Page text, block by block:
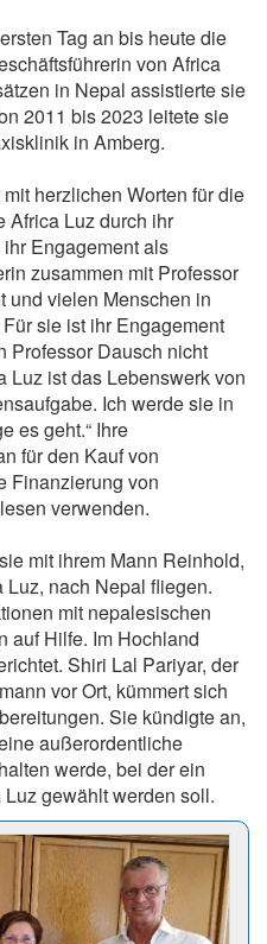
Tag an bis heute die
von Africa
in Nepal assistierte sie
2011 bis 2023 leitete sie
in Amberg.
herzlichen Worten für die
Africa Luz durch ihr
Engagement als
zusammen mit Professor
und vielen Menschen in
sie ist ihr Engagement
Professor Dausch nicht
Luz ist das Lebenswerk von
Ich werde sie in
es geht.“ Ihre
für den Kauf von
Finanzierung von
verwenden.
mit ihrem Mann Reinhold,
nach Nepal fliegen.
mit nepalesischen
auf Hilfe. Im Hochland
Shiri Lal Pariyar, der
vor Ort, kümmert sich
Sie kündigte an,
außerordentliche
werde, bei der ein
gewählt werden soll.